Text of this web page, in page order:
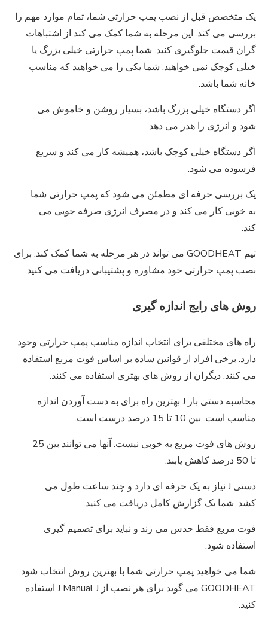
یک متخصص قبل از نصب پمپ حرارتی شما، تمام موارد مهم را
بررسی می کند. این مرحله به شما کمک می کند از اشتباهات
گران قیمت جلوگیری کنید. شما پمپ حرارتی خیلی بزرگ یا
خیلی کوچک نمی خواهید. شما یکی را می خواهید که مناسب
خانه شما باشد.
اگر دستگاه خیلی بزرگ باشد، بسیار روشن و خاموش می
شود و انرژی را هدر می دهد.
اگر دستگاه خیلی کوچک باشد، همیشه کار می کند و سریع
فرسوده می شود.
یک بررسی حرفه ای مطمئن می شود که پمپ حرارتی شما
به خوبی کار می کند و در مصرف انرژی صرفه جویی می
کند.
تیم GOODHEAT می تواند در هر مرحله به شما کمک کند. برای
نصب پمپ حرارتی خود مشاوره و پشتیبانی دریافت می کنید.
روش های رایج اندازه گیری
راه های مختلفی برای انتخاب اندازه مناسب پمپ حرارتی وجود
دارد. برخی افراد از قوانین ساده بر اساس فوت مربع استفاده
می کنند. دیگران از روش های بهتری استفاده می کنند.
محاسبه دستی بار J بهترین راه برای به دست آوردن اندازه
مناسب است. بین 10 تا 15 درصد درست است.
روش های فوت مربع به خوبی نیست. آنها می توانند بین 25
تا 50 درصد کاهش یابند.
دستی J نیاز به یک حرفه ای دارد و چند ساعت طول می
کشد. شما یک گزارش کامل دریافت می کنید.
فوت مربع فقط حدس می زند و نباید برای تصمیم گیری
استفاده شود.
شما می خواهید پمپ حرارتی شما با بهترین روش انتخاب شود.
GOODHEAT می گوید برای هر نصب از J Manual J استفاده
کنید.